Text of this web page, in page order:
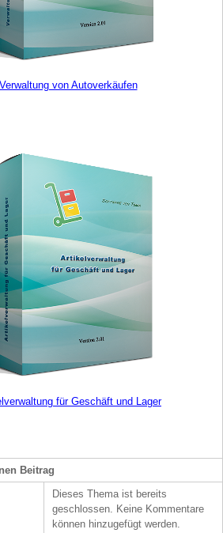
Verwaltung von Autoverkäufen
für Geschäft und Lager
Beitrag
Dieses Thema ist bereits
geschlossen. Keine Kommentare
können hinzugefügt werden.